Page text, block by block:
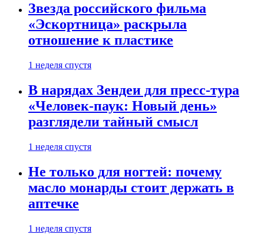
Звезда российского фильма
«Эскортница» раскрыла
отношение к пластике
1 неделя спустя
В нарядах Зендеи для пресс-тура
«Человек-паук: Новый день»
разглядели тайный смысл
1 неделя спустя
Не только для ногтей: почему
масло монарды стоит держать в
аптечке
1 неделя спустя